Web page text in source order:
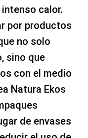
calor.
por productos
no solo
sino que
con el medio
Natura Ekos
de envases